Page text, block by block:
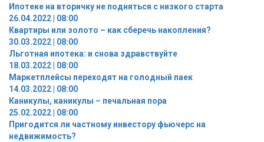
Ипотеке на вторичку не подняться с низкого старта
26.04.2022 | 08:00
Квартиры или золото – как сберечь накопления?
30.03.2022 | 08:00
Льготная ипотека: и снова здравствуйте
18.03.2022 | 08:00
Маркетплейсы переходят на голодный паек
14.03.2022 | 08:00
Каникулы, каникулы – печальная пора
25.02.2022 | 08:00
Пригодится ли частному инвестору фьючерс на
недвижимость?